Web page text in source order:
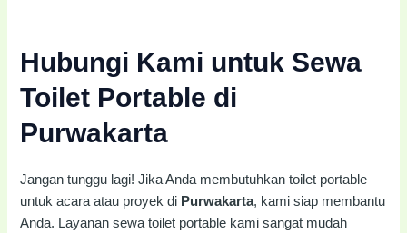
Hubungi Kami untuk Sewa
Toilet Portable di
Purwakarta
Jangan tunggu lagi! Jika Anda membutuhkan toilet portable
untuk acara atau proyek di Purwakarta, kami siap membantu
Anda. Layanan sewa toilet portable kami sangat mudah